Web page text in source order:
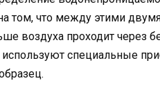
том, что между этими
воздуха проходит через
специальные